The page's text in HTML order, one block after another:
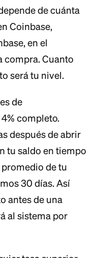
de cuánta
Coinbase,
en el
compra. Cuanto
será tu nivel.
de
completo.
después de abrir
tu saldo en tiempo
promedio de tu
30 días. Así
antes de una
al sistema por